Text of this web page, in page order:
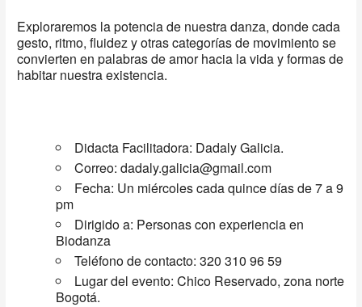
Exploraremos la potencia de nuestra danza, donde cada
gesto, ritmo, fluidez y otras categorías de movimiento se
convierten en palabras de amor hacia la vida y formas de
habitar nuestra existencia.
Didacta Facilitadora: Dadaly Galicia.
Correo:dadaly.galicia@gmail.com
Fecha: Un miércoles cada quince días de 7 a 9
pm
Dirigido a: Personas con experiencia en
Biodanza
Teléfono de contacto: 320 310 96 59
Lugar del evento: Chico Reservado, zona norte
Bogotá.